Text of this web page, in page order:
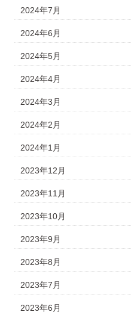
2024年7月
2024年6月
2024年5月
2024年4月
2024年3月
2024年2月
2024年1月
2023年12月
2023年11月
2023年10月
2023年9月
2023年8月
2023年7月
2023年6月